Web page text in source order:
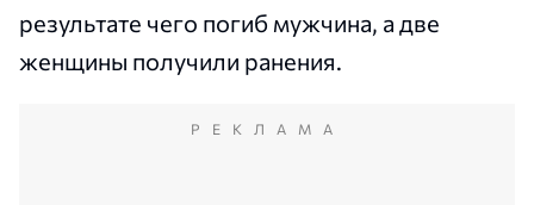
результате чего погиб мужчина, а две
женщины получили ранения.
РЕКЛАМА